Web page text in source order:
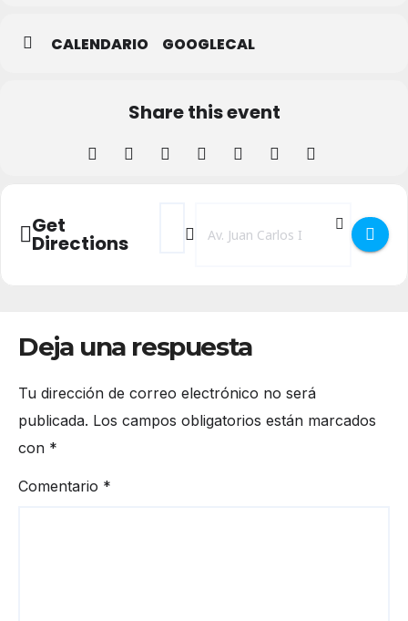
CALENDARIO GOOGLECAL
Share this event
Get
Directions
Address - Andy Stalman, conferencia:
Destination Address - Andy
Deja una respuesta
Tu dirección de correo electrónico no será
publicada. Los campos obligatorios están marcados
con *
Comentario *